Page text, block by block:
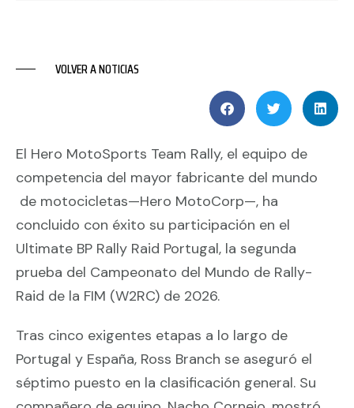
VOLVER A NOTICIAS
El Hero MotoSports Team Rally, el equipo de
competencia del mayor fabricante del mundo
de motocicletas—Hero MotoCorp—, ha
concluido con éxito su participación en el
Ultimate BP Rally Raid Portugal, la segunda
prueba del Campeonato del Mundo de Rally-
Raid de la FIM (W2RC) de 2026.
Tras cinco exigentes etapas a lo largo de
Portugal y España, Ross Branch se aseguró el
séptimo puesto en la clasificación general. Su